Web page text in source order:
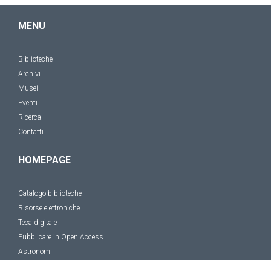
MENU
Biblioteche
Archivi
Musei
Eventi
Ricerca
Contatti
HOMEPAGE
Catalogo biblioteche
Risorse elettroniche
Teca digitale
Pubblicare in Open Access
Astronomi